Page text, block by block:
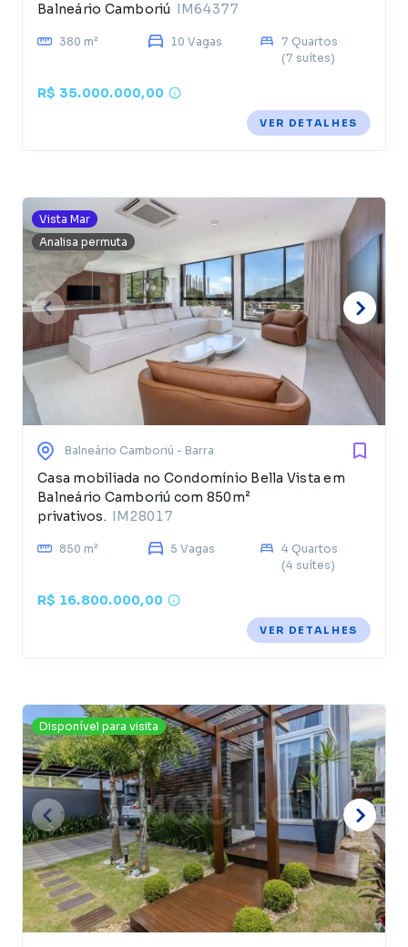
Balneário Camboriú IM64377
380 m² 10 Vagas
7 Quartos
(7 suítes)
R$ 35.000.000,00
VER DETALHES
Vista Mar
Analisa permuta
Balneário Camboriú - Barra
Casa mobiliada no Condomínio Bella Vista em
Balneário Camboriú com 850m²
privativos. IM28017
850 m² 5 Vagas
4 Quartos
(4 suítes)
R$ 16.800.000,00
VER DETALHES
Disponível para visita